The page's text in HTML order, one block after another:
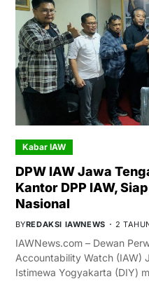
Kabar IAW
DPW IAW Jawa
Kantor DPP IAW,
Nasional
BYREDAKSI IAWNEWS 2
IAWNews.com – Dewan
Accountability Watch (IAW)
Istimewa Yogyakarta (DIY)